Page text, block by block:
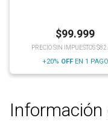
$99.999
PRECIO SIN IMPUESTOS
+20% OFFEN 1 PAGO